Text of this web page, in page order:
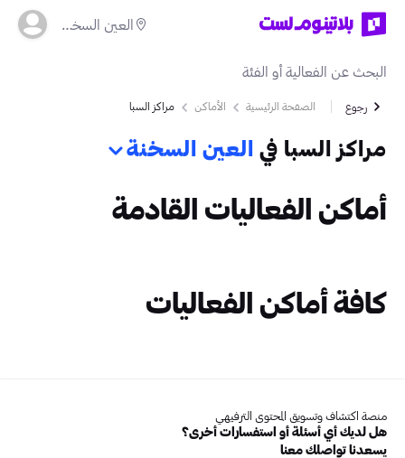
العين السخنة
رجوع الصفحة الرئيسية الأماكن مراكز السبا
مراكز السبا في العين السخنة
أماكن الفعاليات القادمة
كافة أماكن الفعاليات
منصة اكتشاف وتسويق المحتوى الترفيهي
هل لديك أي أسئلة أو استفسارات أخرى؟
يسعدنا تواصلك معنا